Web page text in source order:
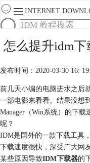
INTERNET
首页
产品
服务
购买
怎么提升idm
发布时间：2020-03-30 16:
前几天小编的电脑进水之后
一部电影来看看。结果没想
Manager（Win系统）的下
呢？
IDM是国外的一款下载工具
下载速度很快，深受广大网
某些原因导致IDM下载器的